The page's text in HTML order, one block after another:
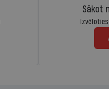
Sākot